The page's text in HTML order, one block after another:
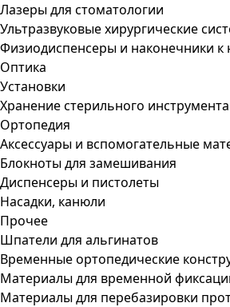
Лазеры для стоматологии
Ультразвуковые хирургические
Физиодиспенсеры и наконечники к
Оптика
Установки
Хранение стерильного инструмента
Ортопедия
Аксессуары и вспомогательные
Блокноты для замешивания
Диспенсеры и пистолеты
Насадки, канюли
Прочее
Шпатели для альгинатов
Временные ортопедические
Материалы для временной
Материалы для перебазировки